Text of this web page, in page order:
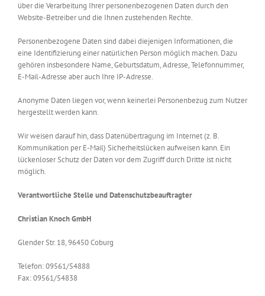
über die Verarbeitung Ihrer personenbezogenen Daten durch den
Website-Betreiber und die Ihnen zustehenden Rechte.
Personenbezogene Daten sind dabei diejenigen Informationen, die
eine Identifizierung einer natürlichen Person möglich machen. Dazu
gehören insbesondere Name, Geburtsdatum, Adresse, Telefonnummer,
E-Mail-Adresse aber auch Ihre IP-Adresse.
Anonyme Daten liegen vor, wenn keinerlei Personenbezug zum Nutzer
hergestellt werden kann.
Wir weisen darauf hin, dass Datenübertragung im Internet (z. B.
Kommunikation per E-Mail) Sicherheitslücken aufweisen kann. Ein
lückenloser Schutz der Daten vor dem Zugriff durch Dritte ist nicht
möglich.
Verantwortliche Stelle und Datenschutzbeauftragter
Christian Knoch GmbH
Glender Str. 18, 96450 Coburg
Telefon: 09561/54888
Fax: 09561/54838